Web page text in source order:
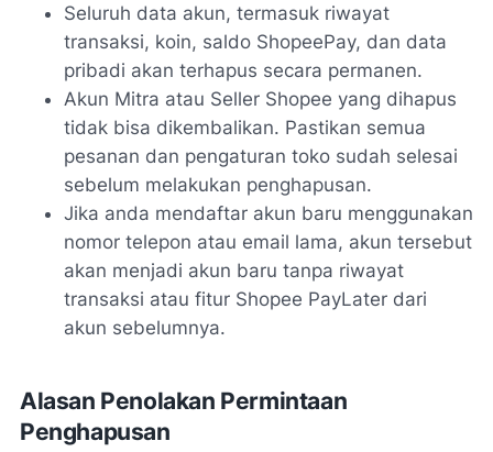
Seluruh data akun, termasuk riwayat
transaksi, koin, saldo ShopeePay, dan data
pribadi akan terhapus secara permanen.
Akun Mitra atau Seller Shopee yang dihapus
tidak bisa dikembalikan. Pastikan semua
pesanan dan pengaturan toko sudah selesai
sebelum melakukan penghapusan.
Jika anda mendaftar akun baru menggunakan
nomor telepon atau email lama, akun tersebut
akan menjadi akun baru tanpa riwayat
transaksi atau fitur Shopee PayLater dari
akun sebelumnya.
Alasan Penolakan Permintaan
Penghapusan